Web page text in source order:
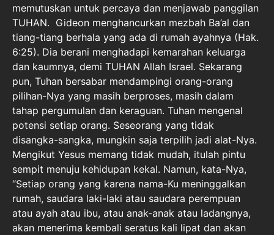
memutuskan untuk percaya dan menjawab panggilan
TUHAN. Gideon menghancurkan mezbah Ba’al dan
tiang-tiang berhala yang ada di rumah ayahnya (Hak.
6:25). Dia berani menghadapi kemarahan keluarga
dan kaumnya, demi TUHAN Allah Israel. Sekarang
pun, Tuhan bersabar mendampingi orang-orang
pilihan-Nya yang masih berproses, masih dalam
tahap pergumulan dan keraguan. Tuhan mengenal
potensi setiap orang. Seseorang yang tidak
disangka-sangka, mungkin saja terpilih jadi alat-Nya.
Mengikut Yesus memang tidak mudah, itulah pintu
sempit menuju kehidupan kekal. Namun, kata-Nya,
“Setiap orang yang karena nama-Ku meninggalkan
rumah, saudara laki-laki atau saudara perempuan
atau ayah atau ibu, atau anak-anak atau ladangnya,
akan menerima kembali seratus kali lipat dan akan